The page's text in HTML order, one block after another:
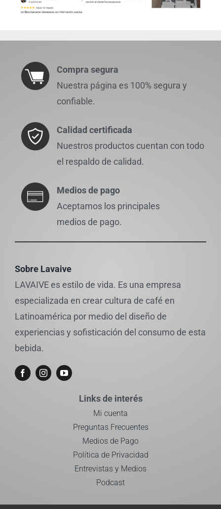
Compra segura
Nuestra página es 100% segura y
confiable.
Calidad certificada
Nuestros productos cuentan con todo
el respaldo de calidad.
Medios de pago
Aceptamos los principales
medios de pago.
Sobre Lavaive
LAVAIVE es estilo de vida. Es una empresa
especializada en crear cultura de café en
Latinoamérica por medio del diseño de
experiencias y sofisticación del consumo de esta
bebida.
Links de interés
Mi cuenta
Preguntas Frecuentes
Medios de Pago
Política de Privacidad
Entrevistas y Medios
Podcast